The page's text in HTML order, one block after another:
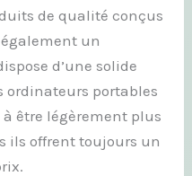
de qualité conçus
un
d’une solide
ordinateurs portables
être légèrement plus
ils offrent toujours un